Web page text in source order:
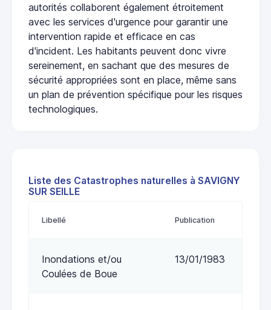
autorités collaborent également étroitement
avec les services d'urgence pour garantir une
intervention rapide et efficace en cas
d'incident. Les habitants peuvent donc vivre
sereinement, en sachant que des mesures de
sécurité appropriées sont en place, même sans
un plan de prévention spécifique pour les risques
technologiques.
Liste des Catastrophes naturelles à SAVIGNY
SUR SEILLE
Libellé Publication
Inondations et/ou
Coulées de Boue
13/01/1983